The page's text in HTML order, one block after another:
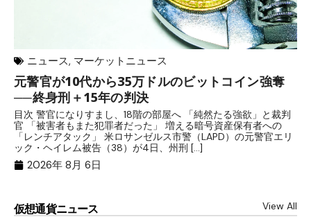
ニュース, マーケットニュース
元警官が10代から35万ドルのビットコイン強奪
──終身刑＋15年の判決
目次 警官になりすまし、18階の部屋へ 「純然たる強欲」と裁判
官 「被害者もまた犯罪者だった」 増える暗号資産保有者への
「レンチアタック」 米ロサンゼルス市警（LAPD）の元警官エリ
ック・ヘイレム被告（38）が4日、州刑 […]
2026年 8月 6日
仮想通貨ニュース View All